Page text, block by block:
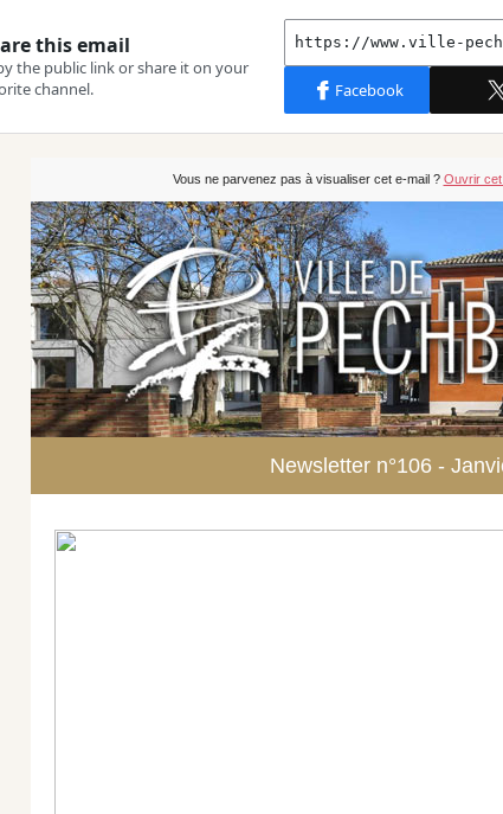
Vous ne parvenez pas à visualiser cet e-mail ? Ouvrir cet
Newsletter n°106 -